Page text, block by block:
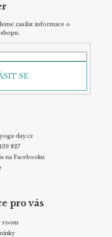
zasílat informace o
SE
yoga-day.cz
827
na Facebooku
pro vás
room